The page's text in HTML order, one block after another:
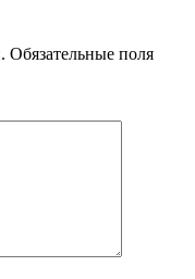
Обязательные поля